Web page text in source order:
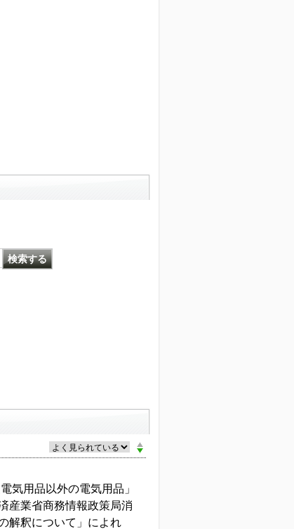
気用品以外の電気用品」
産業省商務情報政策局消
解釈について」によれ